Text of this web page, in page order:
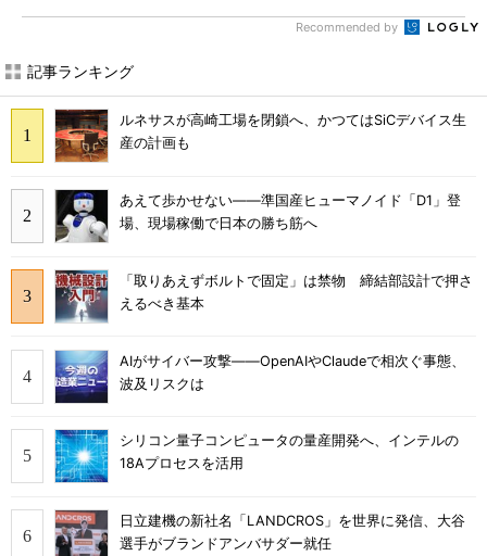
Recommended by
記事ランキング
ルネサスが高崎工場を閉鎖へ、かつてはSiCデバイス生
産の計画も
あえて歩かせない――準国産ヒューマノイド「D1」登
場、現場稼働で日本の勝ち筋へ
「取りあえずボルトで固定」は禁物 締結部設計で押さ
えるべき基本
AIがサイバー攻撃――OpenAIやClaudeで相次ぐ事態、
波及リスクは
シリコン量子コンピュータの量産開発へ、インテルの
18Aプロセスを活用
日立建機の新社名「LANDCROS」を世界に発信、大谷
選手がブランドアンバサダー就任